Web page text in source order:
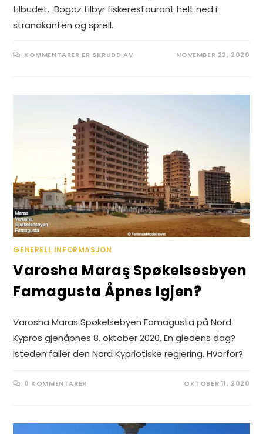
tilbudet. Bogaz tilbyr fiskerestaurant helt ned i
strandkanten og sprell…
KOMMENTARER ER SKRUDD AVFOR
ISKELE
NOVEMBER 22, 2020
GENERELL INFORMASJON
Varosha Maraş Spøkelsesbyen
Famagusta Åpnes Igjen?
Varosha Maras Spøkelsebyen Famagusta på Nord
Kypros gjenåpnes 8. oktober 2020. En gledens dag?
Isteden faller den Nord Kypriotiske regjering. Hvorfor?
0 KOMMENTARER OKTOBER 11, 2020